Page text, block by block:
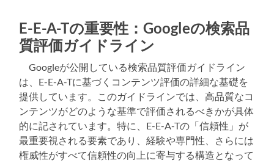
E-E-A-Tの重要性：Googleの検索品
質評価ガイドライン
Googleが公開している検索品質評価ガイドライン
は、E-E-A-Tに基づくコンテンツ評価の詳細な基礎を
提供しています。このガイドラインでは、高品質なコ
ンテンツがどのような基準で評価されるべきかが具体
的に記されています。特に、E-E-A-Tの「信頼性」が
最重要視される要素であり、経験や専門性、さらには
権威性がすべて信頼性の向上に寄与する構造となって